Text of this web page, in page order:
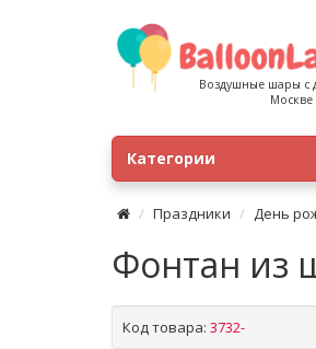
Воздушные шары с
Москве
Категории
Праздники День
Фонтан из
Код товара: 3732-